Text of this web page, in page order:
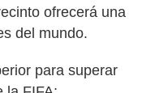
ofrecerá una
del mundo.
para superar